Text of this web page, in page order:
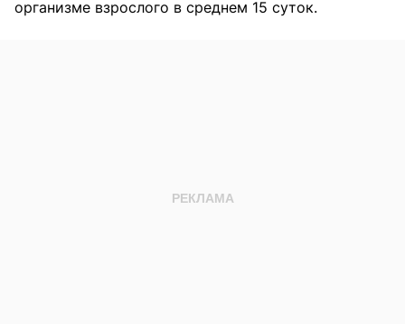
организме взрослого в среднем 15 суток.